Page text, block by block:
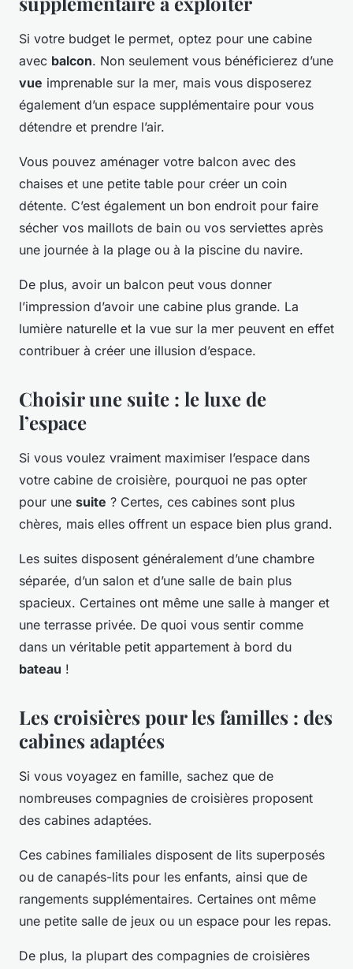
Si votre budget le permet, optez pour une cabine
avec balcon. Non seulement vous bénéficierez d’une
vue imprenable sur la mer, mais vous disposerez
également d’un espace supplémentaire pour vous
détendre et prendre l’air.
Vous pouvez aménager votre balcon avec des
chaises et une petite table pour créer un coin
détente. C’est également un bon endroit pour faire
sécher vos maillots de bain ou vos serviettes après
une journée à la plage ou à la piscine du navire.
De plus, avoir un balcon peut vous donner
l’impression d’avoir une cabine plus grande. La
lumière naturelle et la vue sur la mer peuvent en effet
contribuer à créer une illusion d’espace.
Choisir une suite : le luxe de
l’espace
Si vous voulez vraiment maximiser l’espace dans
votre cabine de croisière, pourquoi ne pas opter
pour une suite ? Certes, ces cabines sont plus
chères, mais elles offrent un espace bien plus grand.
Les suites disposent généralement d’une chambre
séparée, d’un salon et d’une salle de bain plus
spacieux. Certaines ont même une salle à manger et
une terrasse privée. De quoi vous sentir comme
dans un véritable petit appartement à bord du
bateau !
Les croisières pour les familles : des
cabines adaptées
Si vous voyagez en famille, sachez que de
nombreuses compagnies de croisières proposent
des cabines adaptées.
Ces cabines familiales disposent de lits superposés
ou de canapés-lits pour les enfants, ainsi que de
rangements supplémentaires. Certaines ont même
une petite salle de jeux ou un espace pour les repas.
De plus, la plupart des compagnies de croisières